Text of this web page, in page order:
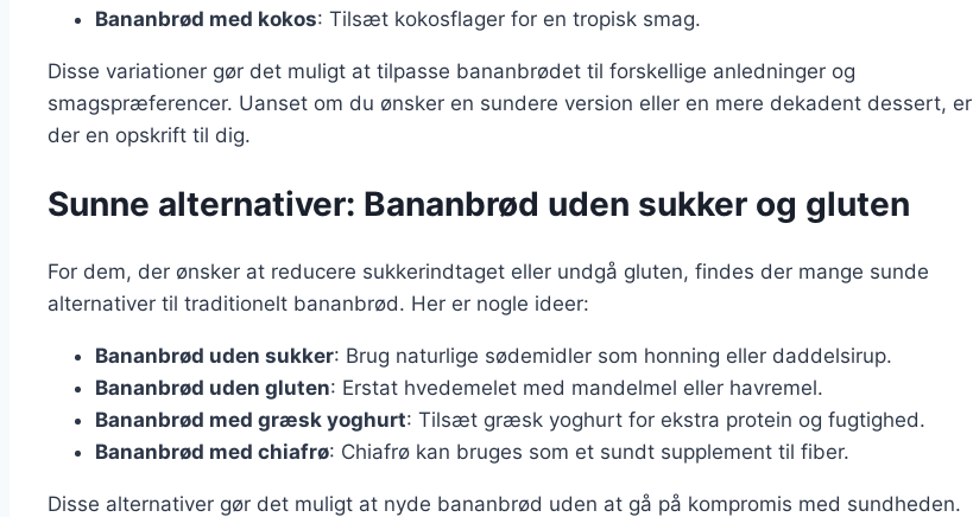
Bananbrød med kokos: Tilsæt kokosflager for en tropisk smag.
Disse variationer gør det muligt at tilpasse bananbrødet til forskellige anledninger og
smagspræferencer. Uanset om du ønsker en sundere version eller en mere dekadent dessert, er
der en opskrift til dig.
Sunne alternativer: Bananbrød uden sukker og gluten
For dem, der ønsker at reducere sukkerindtaget eller undgå gluten, findes der mange sunde
alternativer til traditionelt bananbrød. Her er nogle ideer:
Bananbrød uden sukker: Brug naturlige sødemidler som honning eller daddelsirup.
Bananbrød uden gluten: Erstat hvedemelet med mandelmel eller havremel.
Bananbrød med græsk yoghurt: Tilsæt græsk yoghurt for ekstra protein og fugtighed.
Bananbrød med chiafrø: Chiafrø kan bruges som et sundt supplement til fiber.
Disse alternativer gør det muligt at nyde bananbrød uden at gå på kompromis med sundheden.